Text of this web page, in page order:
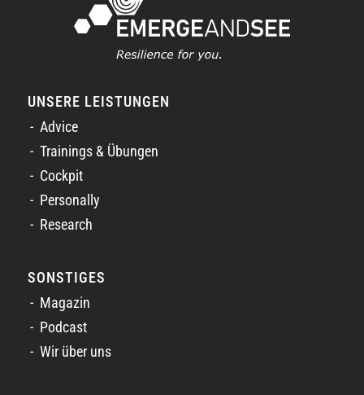
UNSERE LEISTUNGEN
Advice
Trainings & Übungen
Cockpit
Personally
Research
SONSTIGES
Magazin
Podcast
Wir über uns